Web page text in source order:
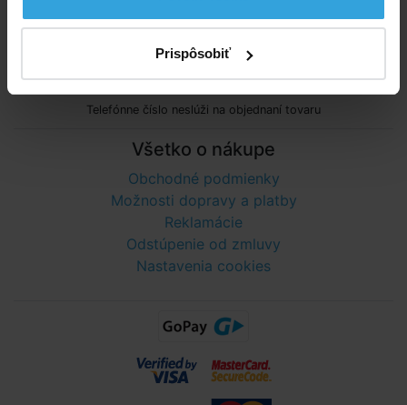
Prispôsobiť
Poradíme vám!
info@bazenyshop.sk
02 2057 0035
Telefónne číslo neslúži na objednaní tovaru
Všetko o nákupe
Obchodné podmienky
Možnosti dopravy a platby
Reklamácie
Odstúpenie od zmluvy
Nastavenia cookies